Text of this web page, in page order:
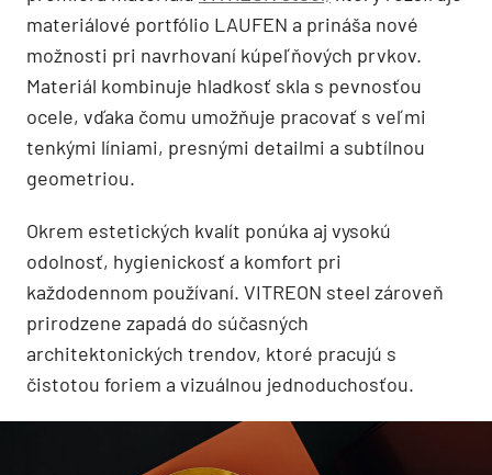
materiálové portfólio LAUFEN a prináša nové
možnosti pri navrhovaní kúpeľňových prvkov.
Materiál kombinuje hladkosť skla s pevnosťou
ocele, vďaka čomu umožňuje pracovať s veľmi
tenkými líniami, presnými detailmi a subtílnou
geometriou.
Okrem estetických kvalít ponúka aj vysokú
odolnosť, hygienickosť a komfort pri
každodennom používaní. VITREON steel zároveň
prirodzene zapadá do súčasných
architektonických trendov, ktoré pracujú s
čistotou foriem a vizuálnou jednoduchosťou.